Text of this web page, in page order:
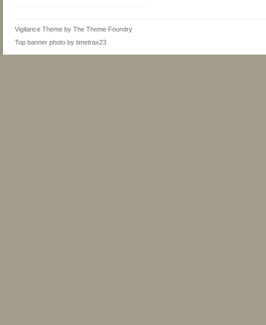
Vigilance Theme by The Theme Foundry
Top banner photo by timetrax23